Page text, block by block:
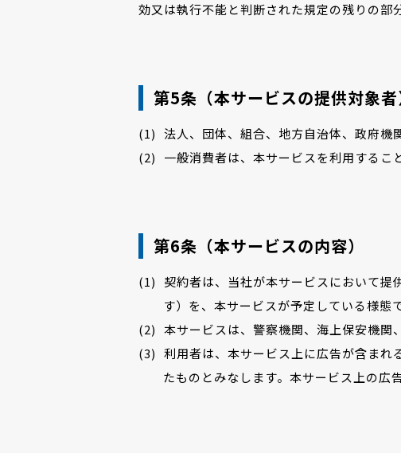
効又は執行不能と判断された規定の残りの部
第5条（本サービスの提供対象者
法人、団体、組合、地方自治体、政府機
一般消費者は、本サービスを利用するこ
第6条（本サービスの内容）
契約者は、当社が本サービスにおいて
す）を、本サービスが予定している様態
本サービスは、警察機関、海上保安機関
利用者は、本サービス上に広告が含まれ
たものとみなします。本サービス上の広